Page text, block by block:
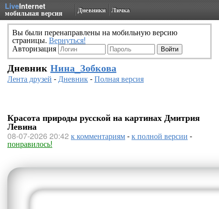
LiveInternet
мобильная версия Дневники Личка
Вы были перенаправлены на мобильную версию
страницы. Вернуться!
Авторизация
Дневник Нина_Зобкова
Лента друзей -Дневник-Полная версия
Красота природы русской на картинах Дмитрия
Левина
08-07-2026 20:42 к комментариям-к полной версии -
понравилось!